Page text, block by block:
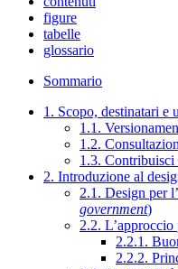
figure
tabelle
glossario
Sommario
1. Scopo, destinatari e
1.1.
1.2.
1.3. Contribuisci
2. Introduzione al
2.1. Design per
government)
2.2. L’approccio
2.2.1.
2.2.2.